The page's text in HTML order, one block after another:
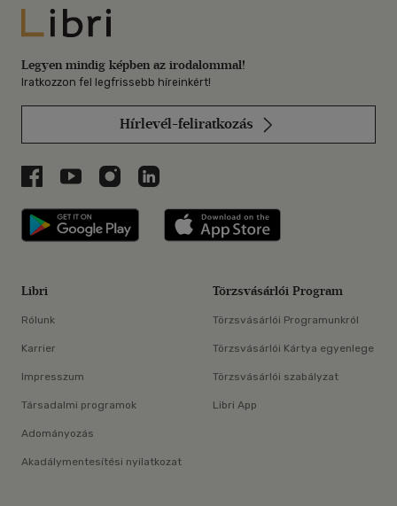
Libri
Legyen mindig képben az irodalommal!
Iratkozzon fel legfrissebb híreinkért!
Hírlevél-feliratkozás
Libri a Facebookon
Libri a Youtube-on
Libri az Instagramon
Libri a LinkedInen
Libri applikáció Szerezd meg: Google
Libri
Rólunk
Karrier
Impresszum
Társadalmi programok
Adományozás
Akadálymentesítési nyilatkozat
Törzsvásárlói Program
Törzsvásárlói Programunkról
Törzsvásárlói Kártya egyenlege
Törzsvásárlói szabályzat
Libri App